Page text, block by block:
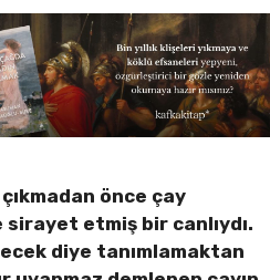
önce çay
sirayet etmiş bir canlıydı.
diye tanımlamaktan